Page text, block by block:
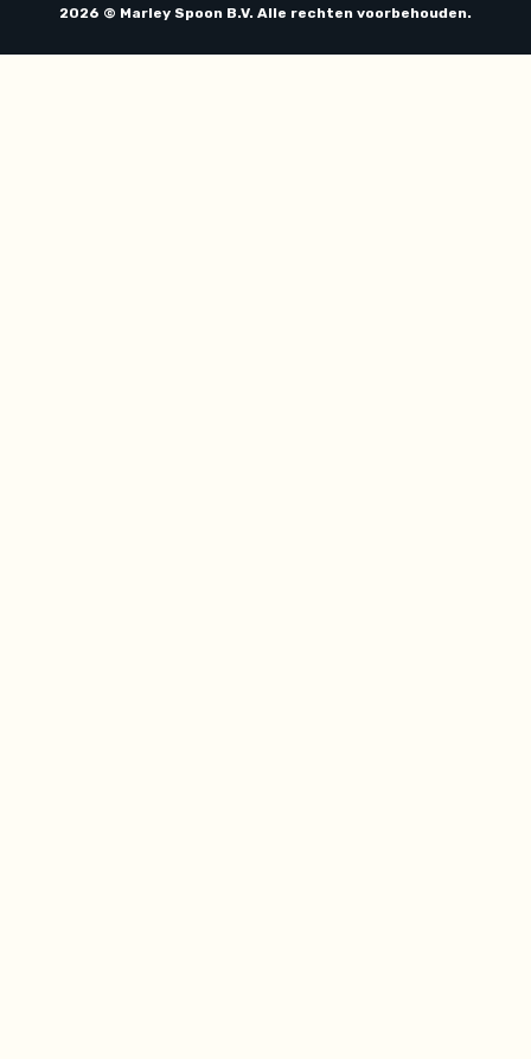
2026 © Marley Spoon B.V. Alle rechten voorbehouden.